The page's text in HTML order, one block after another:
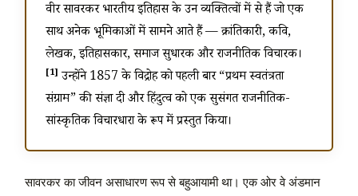
वीर सावरकर भारतीय इतिहास के उन व्यक्तित्वों में से हैं जो एक
साथ अनेक भूमिकाओं में सामने आते हैं — क्रांतिकारी, कवि,
लेखक, इतिहासकार, समाज सुधारक और राजनीतिक विचारक।
[1] उन्होंने 1857 के विद्रोह को पहली बार “प्रथम स्वतंत्रता
संग्राम” की संज्ञा दी और हिंदुत्व को एक सुसंगत राजनीतिक-
सांस्कृतिक विचारधारा के रूप में प्रस्तुत किया।
सावरकर का जीवन असाधारण रूप से बहुआयामी था। एक ओर वे अंडमान